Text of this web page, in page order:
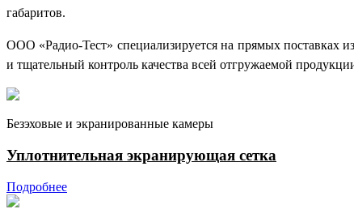
габаритов.
ООО «Радио-Тест» специализируется на прямых поставках
и тщательный контроль качества всей отгружаемой
Безэховые и экранированные камеры
Уплотнительная экранирующая сетка
Подробнее